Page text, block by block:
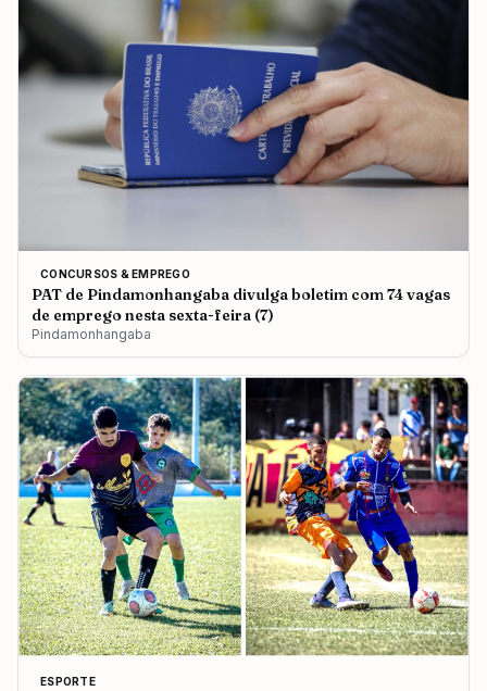
CONCURSOS & EMPREGO
PAT de Pindamonhangaba divulga boletim com 74 vagas
de emprego nesta sexta-feira (7)
Pindamonhangaba
ESPORTE